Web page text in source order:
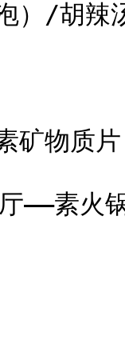
）/胡辣
矿物质
——素火